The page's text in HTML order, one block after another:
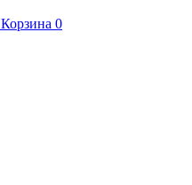
Корзина 0